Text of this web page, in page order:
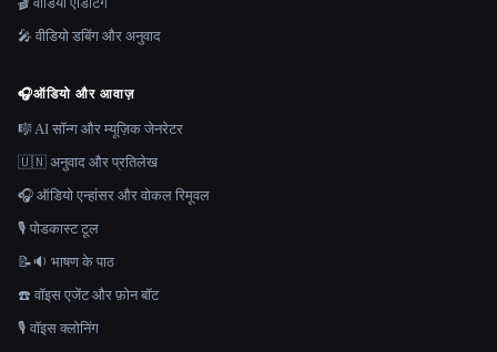
🎤 वीडियो डबिंग और अनुवाद
🎧ऑडियो और आवाज़
🎼 AI सॉन्ग और म्यूज़िक जेनरेटर
🇺🇳 अनुवाद और प्रतिलेख
🎧 ऑडियो एन्हांसर और वोकल रिमूवल
🎙️ पोडकास्ट टूल
📝🔉 भाषण के पाठ
☎️ वॉइस एजेंट और फ़ोन बॉट
🎙️ वॉइस क्लोनिंग